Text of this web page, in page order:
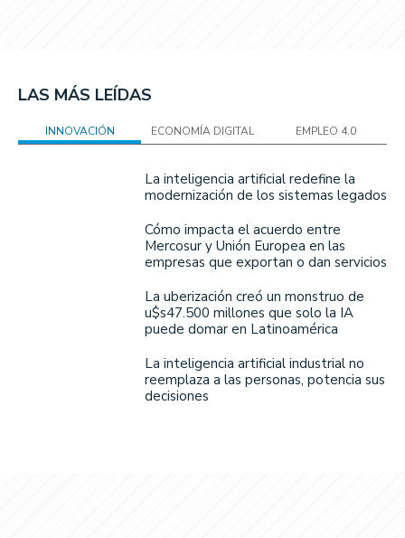
LAS MÁS LEÍDAS
INNOVACIÓN ECONOMÍA DIGITAL EMPLEO 4.0
La inteligencia artificial redefine la
modernización de los sistemas legados
Cómo impacta el acuerdo entre
Mercosur y Unión Europea en las
empresas que exportan o dan servicios
La uberización creó un monstruo de
u$s47.500 millones que solo la IA
puede domar en Latinoamérica
La inteligencia artificial industrial no
reemplaza a las personas, potencia sus
decisiones